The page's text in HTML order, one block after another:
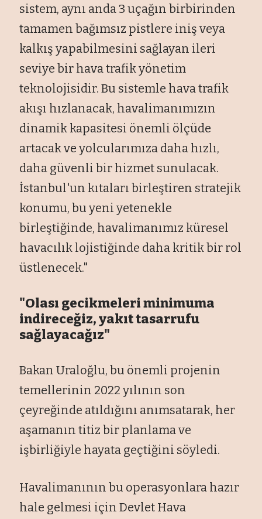
sistem, aynı anda 3 uçağın birbirinden
tamamen bağımsız pistlere iniş veya
kalkış yapabilmesini sağlayan ileri
seviye bir hava trafik yönetim
teknolojisidir. Bu sistemle hava trafik
akışı hızlanacak, havalimanımızın
dinamik kapasitesi önemli ölçüde
artacak ve yolcularımıza daha hızlı,
daha güvenli bir hizmet sunulacak.
İstanbul'un kıtaları birleştiren stratejik
konumu, bu yeni yetenekle
birleştiğinde, havalimanımız küresel
havacılık lojistiğinde daha kritik bir rol
üstlenecek."
"Olası gecikmeleri minimuma
indireceğiz, yakıt tasarrufu
sağlayacağız"
Bakan Uraloğlu, bu önemli projenin
temellerinin 2022 yılının son
çeyreğinde atıldığını anımsatarak, her
aşamanın titiz bir planlama ve
işbirliğiyle hayata geçtiğini söyledi.
Havalimanının bu operasyonlara hazır
hale gelmesi için Devlet Hava